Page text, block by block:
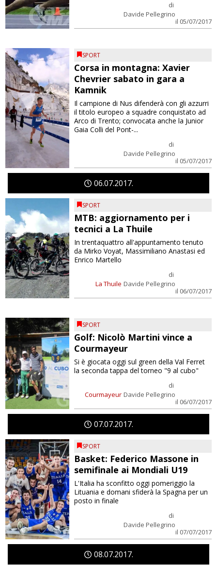
di
Davide Pellegrino
il 05/07/2017
SPORT
Corsa in montagna: Xavier
Chevrier sabato in gara a
Kamnik
di
Davide Pellegrino
il 05/07/2017
Il campione di Nus difenderà con gli azzurri
il titolo europeo a squadre conquistato ad
Arco di Trento; convocata anche la Junior
Gaia Colli del Pont-...
0607 2017
SPORT
MTB: aggiornamento per i
tecnici a La Thuile
La Thuile
di
Davide Pellegrino
il 06/07/2017
In trentaquattro all'appuntamento tenuto
da Mirko Voyat, Massimiliano Anastasi ed
Enrico Martello
SPORT
Golf: Nicolò Martini vince a
Courmayeur
Courmayeur
di
Davide Pellegrino
il 06/07/2017
Si è giocata oggi sul green della Val Ferret
la seconda tappa del torneo "9 al cubo"
0707 2017
SPORT
Basket: Federico Massone in
semifinale ai Mondiali U19
di
Davide Pellegrino
il 07/07/2017
L'Italia ha sconfitto oggi pomeriggio la
Lituania e domani sfiderà la Spagna per un
posto in finale
0807 2017